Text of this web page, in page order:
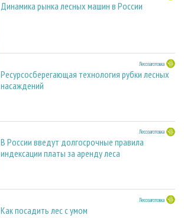
Динамика рынка лесных машин в России
Лесозаготовка
Ресурсосберегающая технология рубки лесных
насаждений
Лесозаготовка
В России введут долгосрочные правила
индексации платы за аренду леса
Лесозаготовка
Как посадить лес с умом